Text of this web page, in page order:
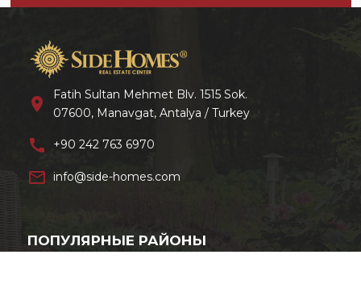
location_on
Fatih Sultan Mehmet Blv. 1515 Sok.
07600, Manavgat, Antalya / Turkey
call +90 242 763 6970
mail_outline info@side-homes.com
ПОПУЛЯРНЫЕ РАЙОНЫ